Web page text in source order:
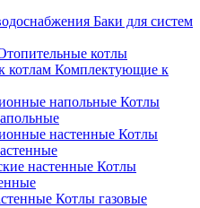
Баки для систем
котлы
Комплектующие к
Котлы
Котлы
Котлы
Котлы газовые